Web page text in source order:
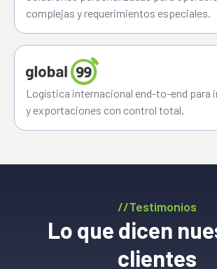
complejas y requerimientos especiales.
Logística internacional end-to-end para
y exportaciones con control total.
//Testimonios
Lo que dicen
clientes